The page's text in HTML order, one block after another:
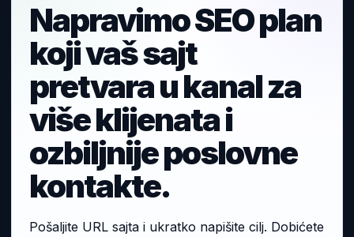
Napravimo SEO plan
koji vaš sajt
pretvara u kanal za
više klijenata i
ozbiljnije poslovne
kontakte.
Pošaljite URL sajta i ukratko napišite cilj. Dobićete